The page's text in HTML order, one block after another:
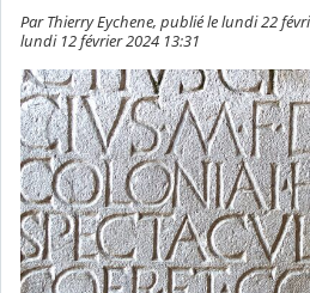
Par Thierry Eychene, publié le lundi 22
lundi 12 février 2024 13:31